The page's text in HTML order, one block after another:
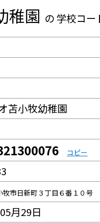
稚園 の 学校コー
苫小牧幼稚園
コピー
牧市日新町３丁目６番１０号
月29日